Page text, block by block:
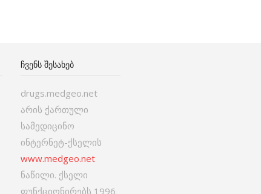
ᲩᲕᲔᲜᲡ ᲨᲔᲡᲐᲮᲔᲑ
drugs.medgeo.net
არის ქართული
სამედიცინო
ინტერნეტ-ქსელის
www.medgeo.net
ნაწილი. ქსელი
ფუნქციონირებს 1996